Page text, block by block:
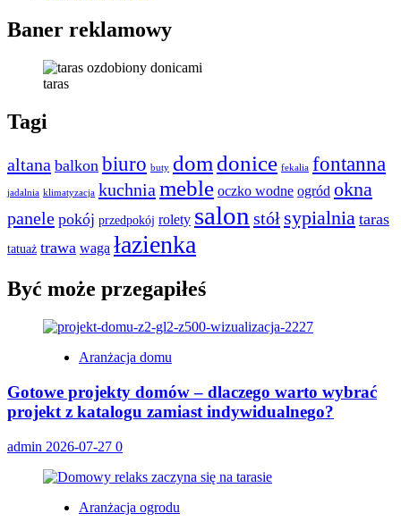
Baner reklamowy
taras
Tagi
altana balkon biuro buty domdonice fekalia fontanna
jadalnia klimatyzacja kuchniameble oczko wodne ogród okna
panele pokój przedpokój rolety salon stół sypialnia taras
tatuaż trawa waga łazienka
Być może przegapiłeś
Aranżacja domu
Gotowe projekty domów – dlaczego warto wybrać
projekt z katalogu zamiast indywidualnego?
admin 2026-07-27 0
Aranżacja ogrodu